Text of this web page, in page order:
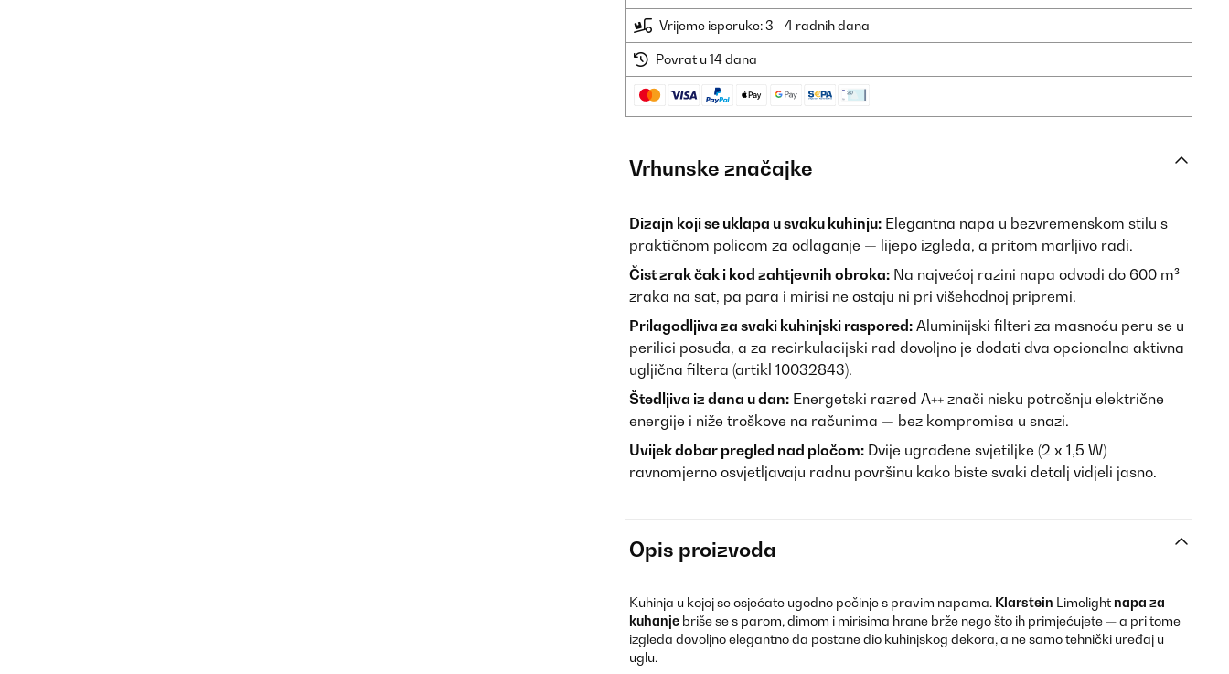
Vrijeme isporuke: 3 - 4 radnih dana
Povrat u 14 dana
Vrhunske značajke
Dizajn koji se uklapa u svaku kuhinju: Elegantna napa u bezvremenskom stilu s
praktičnom policom za odlaganje — lijepo izgleda, a pritom marljivo radi.
Čist zrak čak i kod zahtjevnih obroka: Na najvećoj razini napa odvodi do 600 m³
zraka na sat, pa para i mirisi ne ostaju ni pri višehodnoj pripremi.
Prilagodljiva za svaki kuhinjski raspored: Aluminijski filteri za masnoću peru se u
perilici posuđa, a za recirkulacijski rad dovoljno je dodati dva opcionalna aktivna
ugljična filtera (artikl 10032843).
Štedljiva iz dana u dan: Energetski razred A++ znači nisku potrošnju električne
energije i niže troškove na računima — bez kompromisa u snazi.
Uvijek dobar pregled nad pločom: Dvije ugrađene svjetiljke (2 x 1,5 W)
ravnomjerno osvjetljavaju radnu površinu kako biste svaki detalj vidjeli jasno.
Opis proizvoda
Kuhinja u kojoj se osjećate ugodno počinje s pravim napama. Klarstein Limelight napa za
kuhanje briše se s parom, dimom i mirisima hrane brže nego što ih primjećujete — a pri tome
izgleda dovoljno elegantno da postane dio kuhinjskog dekora, a ne samo tehnički uređaj u
uglu.